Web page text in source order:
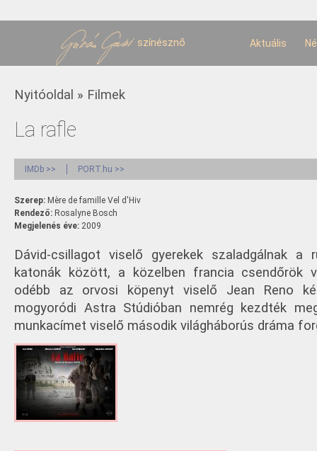
színésznő Aktuális
Jelenlegi hely
Nyitóoldal » Filmek
La rafle
IMDb >> PORT.hu >>
Szerep: Mère de famille Vel d'Hiv
Rendező: Rosalyne Bosch
Megjelenés éve: 2009
Dávid-csillagot viselő gyerekek szaladgálnak a
katonák között, a közelben francia csendőrök
odébb az orvosi köpenyt viselő Jean Reno
mogyoródi Astra Stúdióban nemrég kezdték
munkacímet viselő második világháborús dráma